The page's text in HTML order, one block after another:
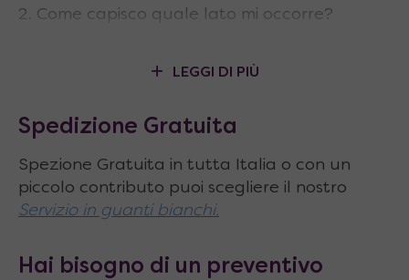
Come capisco quale lato mi occorre?
ricava sempreguardando il letto dal
trova a sinistra (fianco, pannelli frontale,
si trova a destra è destro.
Come si monta?
smontando la doga in legno in
LEGGI DI PIÙ
Spedizione Gratuita
Spezione Gratuita in tutta Italia o con un
piccolo contributo puoi scegliere il nostro
Servizio in guanti bianchi.
Hai bisogno di un preventivo